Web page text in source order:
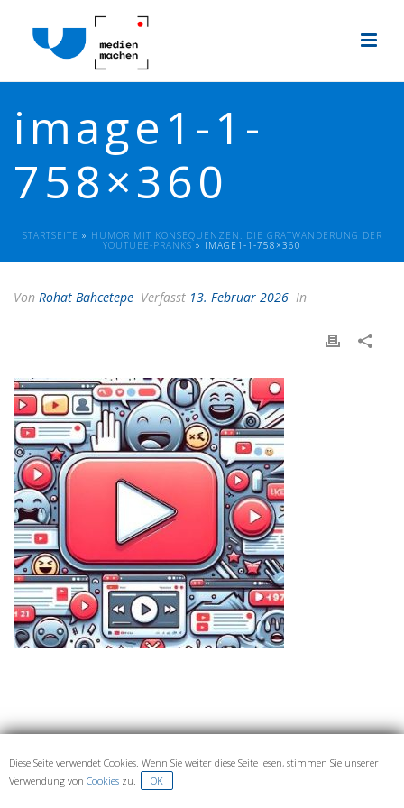
image1-1-
758×360
STARTSEITE » HUMOR MIT KONSEQUENZEN: DIE GRATWANDERUNG DER
YOUTUBE-PRANKS » IMAGE1-1-758×360
Von Rohat Bahcetepe Verfasst 13. Februar 2026 In
IMPRESSUM UND DATENSCHUTZ
Diese Seite verwendet Cookies. Wenn Sie weiter diese Seite lesen, stimmen Sie unserer
Verwendung von Cookies zu. OK